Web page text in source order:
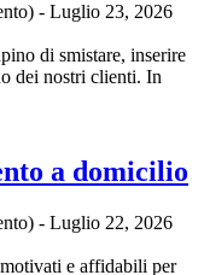
- Luglio 23, 2026
di smistare, inserire
dei nostri clienti. In
a domicilio
- Luglio 22, 2026
e affidabili per